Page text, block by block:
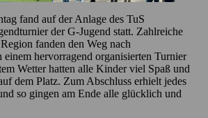
fand auf der Anlage des TuS
der G-Jugend statt. Zahlreiche
fanden den Weg nach
einem hervorragend organisierten Turnier
Wetter hatten alle Kinder viel Spaß und
dem Platz. Zum Abschluss erhielt jedes
so gingen am Ende alle glücklich und